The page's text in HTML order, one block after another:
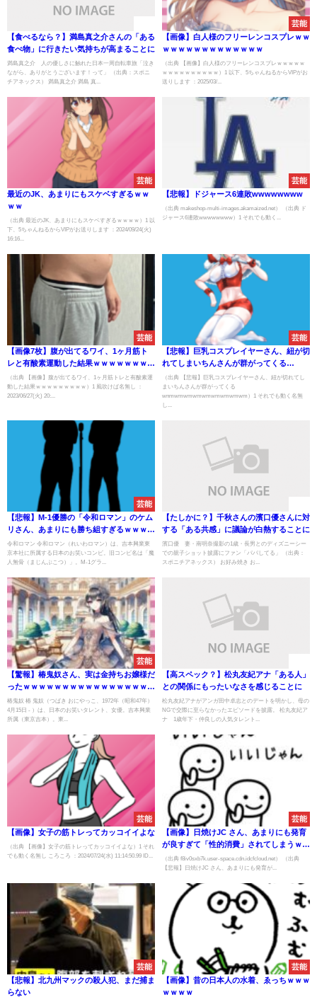
【食べるなら？】満島真之介さんの「ある
食べ物」に行きたい気持ちが高まることに
満島真之介 人の優しさに触れた日本一周自転車旅「泣き
ながら、ありがとうございます！って」 （出典：スポニ
チアネックス） 満島真之介 満島 真...
芸能
【画像】白人様のフリーレンコスプレｗｗ
ｗｗｗｗｗｗｗｗｗｗｗｗｗ
（出典 【画像】白人様のフリーレンコスプレｗｗｗｗｗ
ｗｗｗｗｗｗｗｗｗｗ）1 以下、5ちゃんねるからVIPがお
送りします ：2025/03/...
芸能
最近のJK、あまりにもスケベすぎるｗｗ
ｗｗ
（出典 最近のJK、あまりにもスケベすぎるｗｗｗｗ）1 以
下、5ちゃんねるからVIPがお送りします ：2024/09/24(火)
16:16...
芸能
【悲報】ドジャース6連敗wwwwwwww
（出典 makeshop-multi-images.akamaized.net） （出典 ド
ジャース6連敗wwwwwwww）1 それでも動く...
芸能
【画像7枚】腹が出てるワイ、1ヶ月筋ト
レと有酸素運動した結果ｗｗｗｗｗｗｗｗ
ｗ
（出典 【画像】腹が出てるワイ、1ヶ月筋トレと有酸素運
動した結果ｗｗｗｗｗｗｗｗｗ）1 風吹けば名無し ：
2023/06/27(火) 20:...
芸能
【悲報】巨乳コスプレイヤーさん、紐が切
れてしまいちんさんが群がってくる
wnmwmwmwmwmwmwmwmwm
（出典 【悲報】巨乳コスプレイヤーさん、紐が切れてし
まいちんさんが群がってくる
wnmwmwmwmwmwmwmwmwm）1 それでも動く名無
芸能
【悲報】M-1優勝の「令和ロマン」のケム
リさん、あまりにも勝ち組すぎるｗｗｗｗ
ｗ
令和ロマン 令和ロマン（れいわロマン）は、吉本興業東
京本社に所属する日本のお笑いコンビ。旧コンビ名は「魔
人無骨（まじんぶこつ）」。M-1グラ...
【たしかに？】千秋さんの濱口優さんに対
する「ある共感」に議論が白熱することに
濱口優 妻・南明奈撮影の1歳・長男とのディズニーシー
での親子ショット披露にファン「パパしてる」 （出典：
スポニチアネックス） お好み焼き お...
芸能
【驚報】椿鬼奴さん、実は金持ちお嬢様だ
ったｗｗｗｗｗｗｗｗｗｗｗｗｗｗｗｗｗ
ｗｗｗ
椿鬼奴 椿 鬼奴（つばき おにやっこ、1972年（昭和47年）
4月15日 - ）は、日本のお笑いタレント、女優。吉本興業
所属（東京吉本）。東...
【高スペック？】松丸友紀アナ「ある人」
との関係にもったいなさを感じることに
松丸友紀アナがアンガ田中卓志とのデートを明かし、母の
NGで交際に至らなかったエピソードを披露。 松丸友紀ア
ナ 1歳年下・仲良しの人気タレント...
芸能
【画像】女子の筋トレってカッコイイよな
（出典 【画像】女子の筋トレってカッコイイよな）1 それ
でも動く名無し ころころ ：2024/07/24(水) 11:14:50.99 ID...
芸能
【画像】日焼けJC さん、あまりにも発育
が良すぎて「性的消費」されてしまうｗｗ
ｗｗｗｗｗｗｗｗ
（出典 f8iv0sxb7k.user-space.cdn.idcfcloud.net） （出典
【悲報】日焼けJC さん、あまりにも発育が...
芸能
【悲報】北九州マックの殺人犯、まだ捕ま
らない
芸能
【画像】昔の日本人の水着、ゑっちｗｗｗ
ｗｗｗｗ